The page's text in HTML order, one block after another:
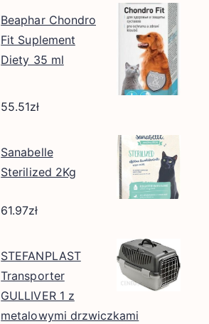
Beaphar Chondro
Fit Suplement
Diety 35 ml
55.51zł
Sanabelle
Sterilized 2Kg
61.97zł
STEFANPLAST
Transporter
GULLIVER 1 z
metalowymi drzwiczkami